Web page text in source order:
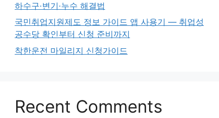
하수구·변기·누수 해결법
국민취업지원제도 정보 가이드 앱 사용기 — 취업성
공수당 확인부터 신청 준비까지
착한운전 마일리지 신청가이드
Recent Comments